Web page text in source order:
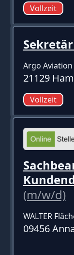
Vollzeit
Argo
21129
Vollzeit
(m/w/d)
WALTER
09456